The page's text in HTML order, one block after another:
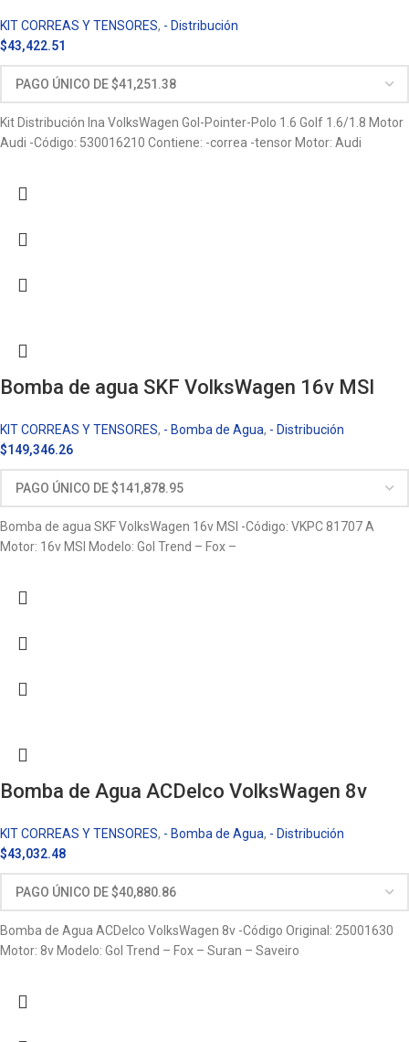
KIT CORREAS Y TENSORES, - Distribución
$43,422.51
Kit Distribución Ina VolksWagen Gol-Pointer-Polo 1.6 Golf 1.6/1.8 Motor
Audi -Código: 530016210 Contiene: -correa -tensor Motor: Audi
Bomba de agua SKF VolksWagen 16v MSI
KIT CORREAS Y TENSORES, - Bomba de Agua, - Distribución
$149,346.26
Bomba de agua SKF VolksWagen 16v MSI -Código: VKPC 81707 A
Motor: 16v MSI Modelo: Gol Trend – Fox –
Bomba de Agua ACDelco VolksWagen 8v
KIT CORREAS Y TENSORES, - Bomba de Agua, - Distribución
$43,032.48
Bomba de Agua ACDelco VolksWagen 8v -Código Original: 25001630
Motor: 8v Modelo: Gol Trend – Fox – Suran – Saveiro